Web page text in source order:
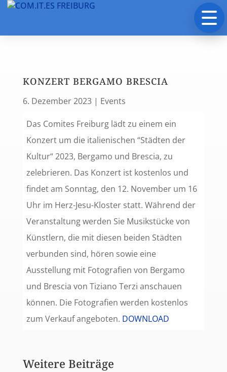
KONZERT BERGAMO BRESCIA
6. Dezember 2023| Events
Das Comites Freiburg lädt zu einem ein
Konzert um die italienischen “Städten der
Kultur“ 2023, Bergamo und Brescia, zu
zelebrieren. Das Konzert ist kostenlos und
findet am Sonntag, den 12. November um 16
Uhr im Herz-Jesu-Kloster statt. Während der
Veranstaltung werden Sie Musikstücke von
Künstlern, die mit diesen beiden Städten
verbunden sind, hören sowie eine
Ausstellung mit Fotografien von Bergamo
und Brescia von Tiziano Terzi anschauen
können. Die Fotografien werden kostenlos
zum Verkauf angeboten. DOWNLOAD
Weitere Beiträge